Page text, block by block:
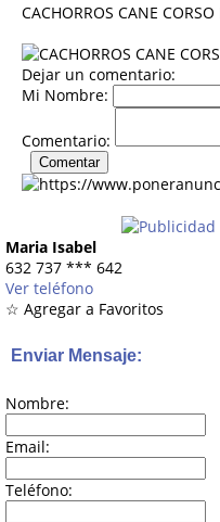
CACHORROS CANE
Dejar un comentario:
Mi Nombre:
Comentario:
Maria Isabel
632 737 *** 642
Ver teléfono
☆ Agregar a Favoritos
Enviar Mensaje:
Nombre:
Email:
Teléfono: